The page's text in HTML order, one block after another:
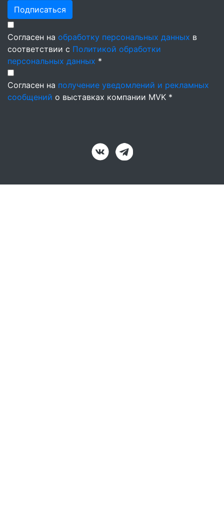
Подписаться
Согласен на обработку персональных данных в
соответствии с Политикой обработки
персональных данных *
Согласен на получение уведомлений и рекламных
сообщений о выставках компании MVK *